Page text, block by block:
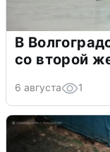
В
со второй
6 августа 1